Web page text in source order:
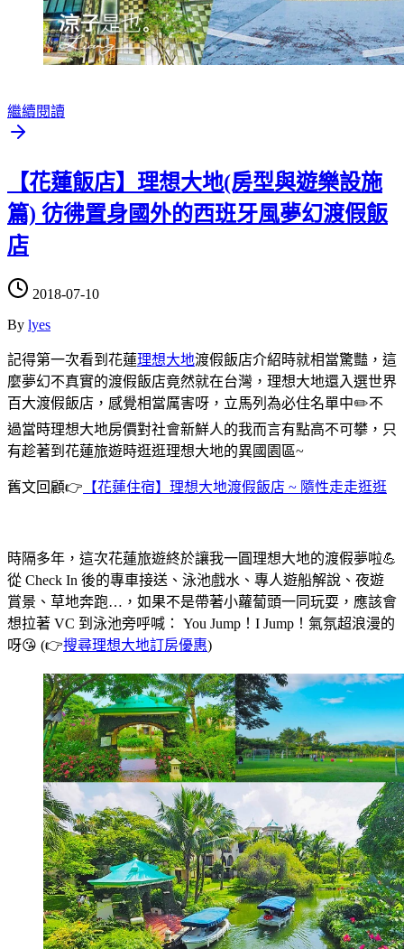
繼續閱讀
【花蓮飯店】理想大地(房型與遊樂設施
篇) 彷彿置身國外的西班牙風夢幻渡假飯
店
2018-07-10
By lyes
記得第一次看到花蓮理想大地渡假飯店介紹時就相當驚豔，這
麼夢幻不真實的渡假飯店竟然就在台灣，理想大地還入選世界
百大渡假飯店，感覺相當厲害呀，立馬列為必住名單中✏️不
過當時理想大地房價對社會新鮮人的我而言有點高不可攀，只
有趁著到花蓮旅遊時逛逛理想大地的異國園區~
舊文回顧👉 【花蓮住宿】理想大地渡假飯店 ~ 隨性走走逛逛
時隔多年，這次花蓮旅遊終於讓我一圓理想大地的渡假夢啦💪
從 Check In 後的專車接送、泳池戲水、專人遊船解說、夜遊
賞景、草地奔跑…，如果不是帶著小蘿蔔頭一同玩耍，應該會
想拉著 VC 到泳池旁呼喊： You Jump！I Jump！氣氛超浪漫的
呀😘 (👉搜尋理想大地訂房優惠)